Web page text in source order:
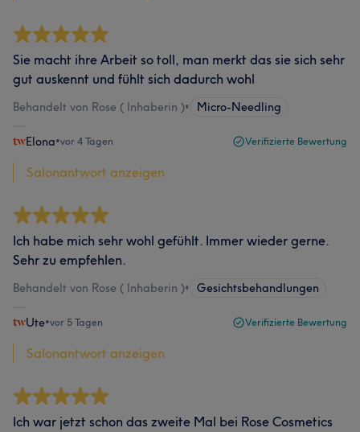
Sie macht ihre Arbeit so toll, man merkt das sie sich sehr
gut auskennt und fühlt sich dadurch wohl
Behandelt von Rose ( Inhaberin )• Micro-Needling
Elona•vor 4 Tagen Verifizierte Bewertung
Salonantwort anzeigen
Ich habe mich sehr wohl gefühlt. Immer wieder gerne.
Sehr zu empfehlen.
Behandelt von Rose ( Inhaberin )• Gesichtsbehandlungen
Ute•vor 5 Tagen Verifizierte Bewertung
Salonantwort anzeigen
Ich war jetzt schon das zweite Mal bei Rose Cosmetics